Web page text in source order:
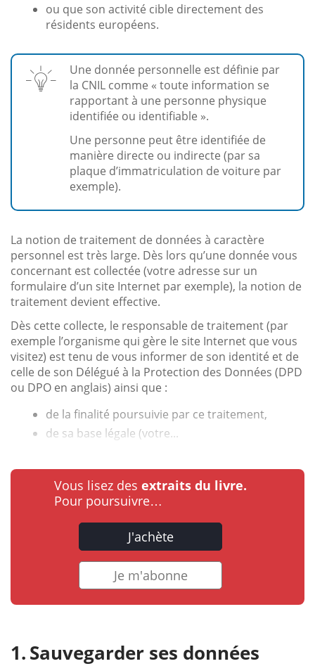
ou que son activité cible directement des
résidents européens.
Une donnée personnelle est définie par
la CNIL comme « toute information se
rapportant à une personne physique
identifiée ou identifiable ».
Une personne peut être identifiée de
manière directe ou indirecte (par sa
plaque d’immatriculation de voiture par
exemple).
La notion de traitement de données à caractère
personnel est très large. Dès lors qu’une donnée vous
concernant est collectée (votre adresse sur un
formulaire d’un site Internet par exemple), la notion de
traitement devient effective.
Dès cette collecte, le responsable de traitement (par
exemple l’organisme qui gère le site Internet que vous
visitez) est tenu de vous informer de son identité et de
celle de son Délégué à la Protection des Données (DPD
ou DPO en anglais) ainsi que :
de la finalité poursuivie par ce traitement,
de sa base légale (votre...
Vous lisez des extraits du livre.
Pour poursuivre…
J'achète
Je m'abonne
Sauvegarder ses données